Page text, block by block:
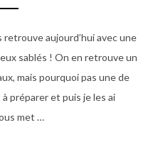
aujourd’hui avec une
sablés ! On en retrouve un
mais pourquoi pas une de
préparer et puis je les ai
met …